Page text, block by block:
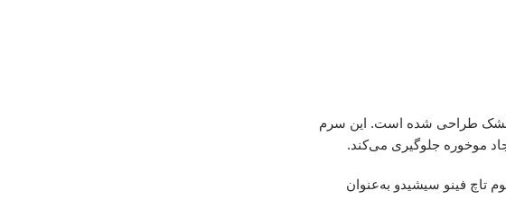
خشک طراحی شده است. این سرم
موخوره جلوگیری می‌کند.
تاچ فینو سیشیدو به‌عنوان